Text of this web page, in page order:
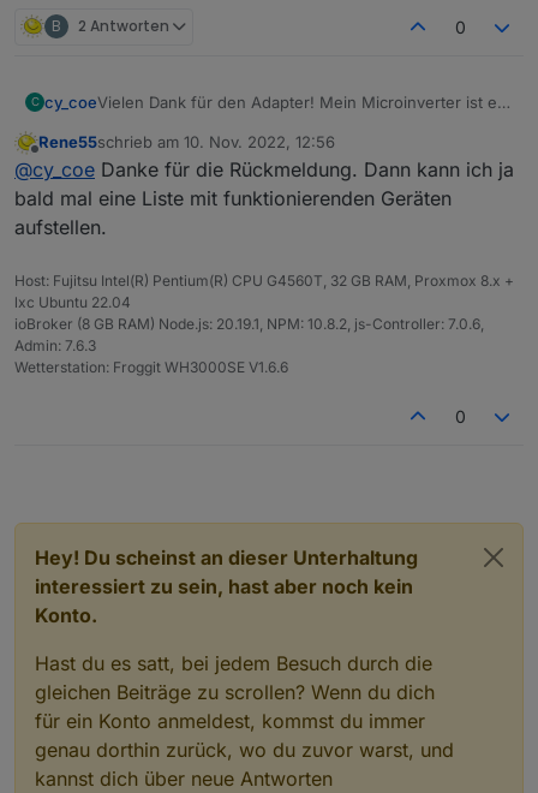
B 2 Antworten 0
C cy_coeVielen Dank für den Adapter! Mein Microinverter ist ein
-EU-230. Funktioniert bestens mit diesem Adapter.
Rene55schrieb am 10. Nov. 2022, 12:56
zuletzt editiert von
@cy_coe Danke für die Rückmeldung. Dann kann ich ja
bald mal eine Liste mit funktionierenden Geräten
aufstellen.
Host: Fujitsu Intel(R) Pentium(R) CPU G4560T, 32 GB RAM, Proxmox 8.x +
lxc Ubuntu 22.04
ioBroker (8 GB RAM) Node.js: 20.19.1, NPM: 10.8.2, js-Controller: 7.0.6,
Admin: 7.6.3
Wetterstation: Froggit WH3000SE V1.6.6
0
Hey! Du scheinst an dieser Unterhaltung
interessiert zu sein, hast aber noch kein
Konto.
Hast du es satt, bei jedem Besuch durch die
gleichen Beiträge zu scrollen? Wenn du dich
für ein Konto anmeldest, kommst du immer
genau dorthin zurück, wo du zuvor warst, und
kannst dich über neue Antworten